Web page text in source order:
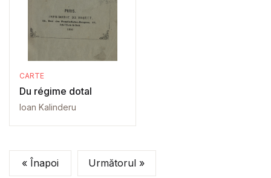
CARTE
Du régime dotal
Ioan Kalinderu
« Înapoi Următorul »